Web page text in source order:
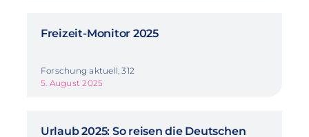
Freizeit-Monitor 2025
Forschung aktuell, 312
5. August 2025
Urlaub 2025: So reisen die Deutschen